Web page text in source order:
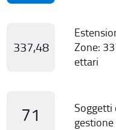
337,48
Zone:
ettari
71
Soggetti
gestione